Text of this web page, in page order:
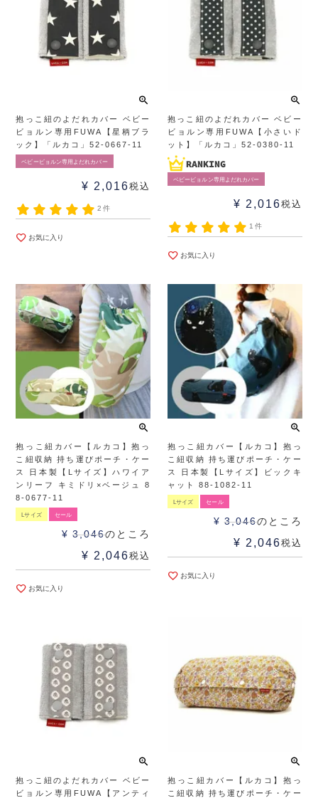
抱っこ紐のよだれカバー ベビー
ビョルン専用FUWA【星柄ブラ
ック】「ルカコ」52-0667-11
ベビービョルン専用よだれカバー
¥ 2,016税込
2件
お気に入り
抱っこ紐のよだれカバー ベビー
ビョルン専用FUWA【小さいド
ット】「ルカコ」52-0380-11
ベビービョルン専用よだれカバー
¥ 2,016税込
1件
お気に入り
抱っこ紐カバー【ルカコ】抱っ
こ紐収納 持ち運びポーチ・ケー
ス 日本製【Lサイズ】ハワイア
ンリーフ キミドリ×ベージュ 8
8-0677-11
Lサイズ セール
¥ 3,046のところ
¥ 2,046税込
お気に入り
抱っこ紐カバー【ルカコ】抱っ
こ紐収納 持ち運びポーチ・ケー
ス 日本製【Lサイズ】ビックキ
ャット 88-1082-11
Lサイズ セール
¥ 3,046のところ
¥ 2,046税込
お気に入り
抱っこ紐のよだれカバー ベビー
ビョルン専用FUWA【アンティ
抱っこ紐カバー【ルカコ】抱っ
こ紐収納 持ち運びポーチ・ケー